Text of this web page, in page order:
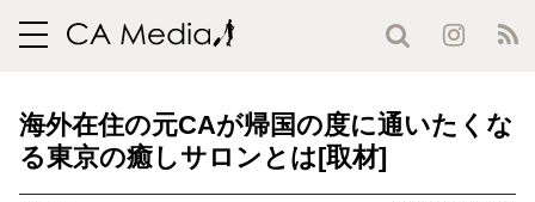
toggle
海外在住の元CAが帰国の度に通いたくな
る東京の癒しサロンとは